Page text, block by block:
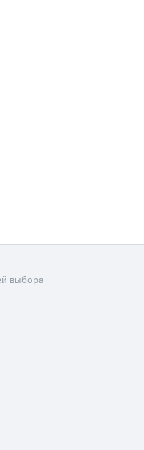
выбора